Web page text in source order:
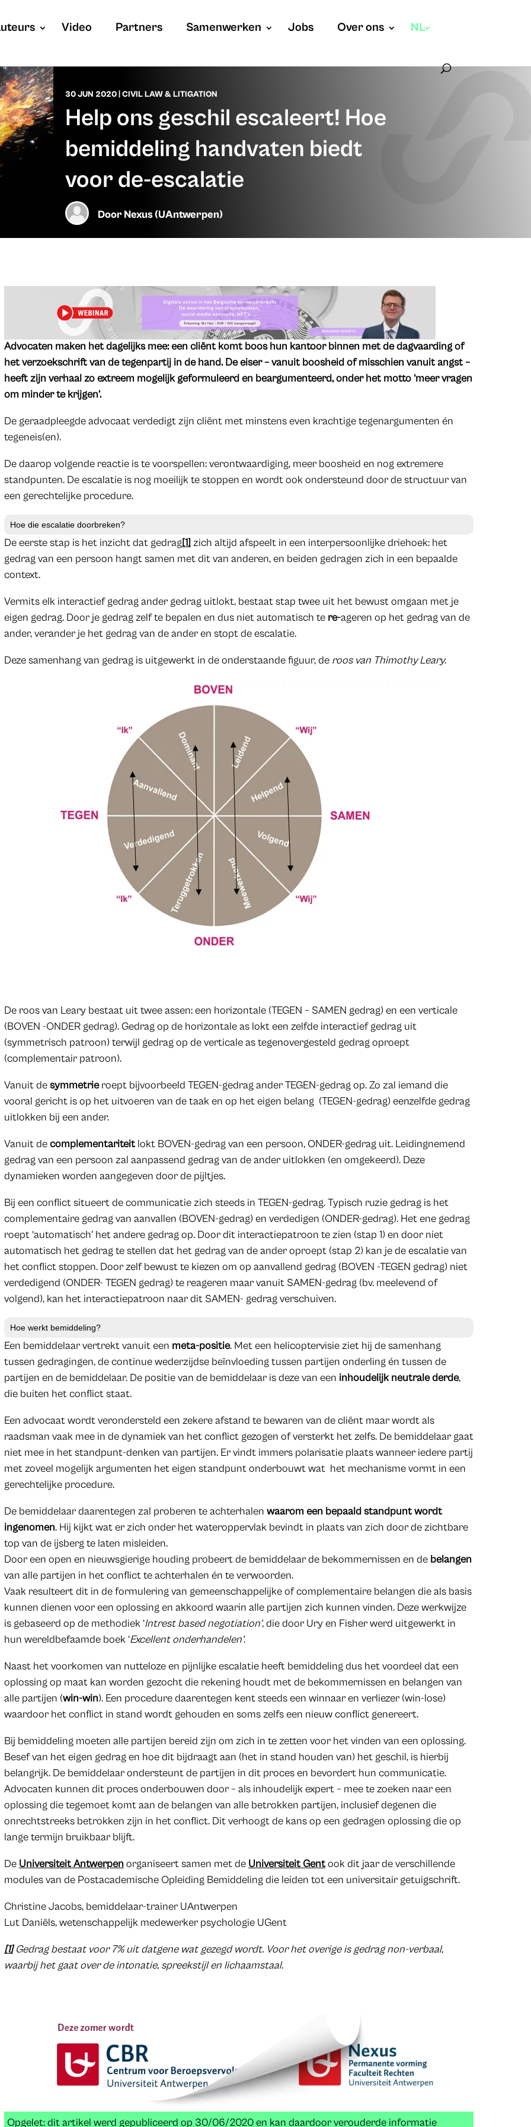
Video Partners Samenwerken Jobs Over ons NL
30 JUN 2020|CIVIL LAW & LITIGATION
Help ons geschil escaleert! Hoe
bemiddeling handvaten biedt
voor de-escalatie
DoorNexus (UAntwerpen)
Advocaten maken het dagelijks mee: een cliënt komt boos hun kantoor binnen met de dagvaarding of
het verzoekschrift van de tegenpartij in de hand. De eiser – vanuit boosheid of misschien vanuit angst –
heeft zijn verhaal zo extreem mogelijk geformuleerd en beargumenteerd, onder het motto ‘meer vragen
om minder te krijgen’.
De geraadpleegde advocaat verdedigt zijn cliënt met minstens even krachtige tegenargumenten én
tegeneis(en).
De daarop volgende reactie is te voorspellen: verontwaardiging, meer boosheid en nog extremere
standpunten. De escalatie is nog moeilijk te stoppen en wordt ook ondersteund door de structuur van
een gerechtelijke procedure.
Hoe die escalatie doorbreken?
De eerste stap is het inzicht dat gedrag[1] zich altijd afspeelt in een interpersoonlijke driehoek: het
gedrag van een persoon hangt samen met dit van anderen, en beiden gedragen zich in een bepaalde
context.
Vermits elk interactief gedrag ander gedrag uitlokt, bestaat stap twee uit het bewust omgaan met je
eigen gedrag. Door je gedrag zelf te bepalen en dus niet automatisch te re-ageren op het gedrag van de
ander, verander je het gedrag van de ander en stopt de escalatie.
Deze samenhang van gedrag is uitgewerkt in de onderstaande figuur, de roos van Thimothy Leary.
De roos van Leary bestaat uit twee assen: een horizontale (TEGEN – SAMEN gedrag) en een verticale
(BOVEN -ONDER gedrag). Gedrag op de horizontale as lokt een zelfde interactief gedrag uit
(symmetrisch patroon) terwijl gedrag op de verticale as tegenovergesteld gedrag oproept
(complementair patroon).
Vanuit desymmetrieroept bijvoorbeeld TEGEN-gedrag ander TEGEN-gedrag op. Zo zal iemand die
vooral gericht is op het uitvoeren van de taak en op het eigen belang (TEGEN-gedrag) eenzelfde gedrag
uitlokken bij een ander.
Vanuit decomplementariteit lokt BOVEN-gedrag van een persoon, ONDER-gedrag uit. Leidingnemend
gedrag van een persoon zal aanpassend gedrag van de ander uitlokken (en omgekeerd). Deze
dynamieken worden aangegeven door de pijltjes.
Bij een conflict situeert de communicatie zich steeds in TEGEN-gedrag. Typisch ruzie gedrag is het
complementaire gedrag van aanvallen (BOVEN-gedrag) en verdedigen (ONDER-gedrag). Het ene gedrag
roept ‘automatisch’ het andere gedrag op. Door dit interactiepatroon te zien (stap 1) en door niet
automatisch het gedrag te stellen dat het gedrag van de ander oproept (stap 2) kan je de escalatie van
het conflict stoppen. Door zelf bewust te kiezen om op aanvallend gedrag (BOVEN -TEGEN gedrag) niet
verdedigend (ONDER- TEGEN gedrag) te reageren maar vanuit SAMEN-gedrag (bv. meelevend of
volgend), kan het interactiepatroon naar dit SAMEN- gedrag verschuiven.
Hoe werkt bemiddeling?
Een bemiddelaar vertrekt vanuit een meta-positie. Met een helicoptervisie ziet hij de samenhang
tussen gedragingen, de continue wederzijdse beïnvloeding tussen partijen onderling én tussen de
partijen en de bemiddelaar. De positie van de bemiddelaar is deze van een inhoudelijk neutrale derde,
die buiten het conflict staat.
Een advocaat wordt verondersteld een zekere afstand te bewaren van de cliënt maar wordt als
raadsman vaak mee in de dynamiek van het conflict gezogen of versterkt het zelfs. De bemiddelaar gaat
niet mee in het standpunt-denken van partijen. Er vindt immers polarisatie plaats wanneer iedere partij
met zoveel mogelijk argumenten het eigen standpunt onderbouwt wat het mechanisme vormt in een
gerechtelijke procedure.
De bemiddelaar daarentegen zal proberen te achterhalen waarom een bepaald standpunt wordt
ingenomen. Hij kijkt wat er zich onder het wateroppervlak bevindt in plaats van zich door de zichtbare
top van de ijsberg te laten misleiden.
Door een open en nieuwsgierige houding probeert de bemiddelaar de bekommernissen en de belangen
van alle partijen in het conflict te achterhalen én te verwoorden.
Vaak resulteert dit in de formulering van gemeenschappelijke of complementaire belangen die als basis
kunnen dienen voor een oplossing en akkoord waarin alle partijen zich kunnen vinden. Deze werkwijze
is gebaseerd op de methodiek ‘Intrest based negotiation’, die door Ury en Fisher werd uitgewerkt in
hun wereldbefaamde boek ‘Excellent onderhandelen’.
Naast het voorkomen van nutteloze en pijnlijke escalatie heeft bemiddeling dus het voordeel dat een
oplossing op maat kan worden gezocht die rekening houdt met de bekommernissen en belangen van
alle partijen (win-win). Een procedure daarentegen kent steeds een winnaar en verliezer (win-lose)
waardoor het conflict in stand wordt gehouden en soms zelfs een nieuw conflict genereert.
Bij bemiddeling moeten alle partijen bereid zijn om zich in te zetten voor het vinden van een oplossing.
Besef van het eigen gedrag en hoe dit bijdraagt aan (het in stand houden van) het geschil, is hierbij
belangrijk. De bemiddelaar ondersteunt de partijen in dit proces en bevordert hun communicatie.
Advocaten kunnen dit proces onderbouwen door – als inhoudelijk expert – mee te zoeken naar een
oplossing die tegemoet komt aan de belangen van alle betrokken partijen, inclusief degenen die
onrechtstreeks betrokken zijn in het conflict. Dit verhoogt de kans op een gedragen oplossing die op
lange termijn bruikbaar blijft.
De Universiteit Antwerpen organiseert samen met de Universiteit Gentook dit jaar de verschillende
modules van de Postacademische Opleiding Bemiddeling die leiden tot een universitair getuigschrift.
Christine Jacobs, bemiddelaar-trainer UAntwerpen
Lut Daniëls, wetenschappelijk medewerker psychologie UGent
[1]Gedrag bestaat voor 7% uit datgene wat gezegd wordt. Voor het overige is gedrag non-verbaal,
waarbij het gaat over de intonatie, spreekstijl en lichaamstaal.
Opgelet: dit artikel werd gepubliceerd op 30/06/2020 en kan daardoor verouderde informatie